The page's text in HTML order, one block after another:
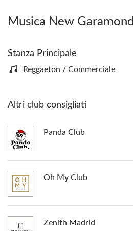
Musica New Garamond
Stanza Principale
Reggaeton / Commerciale
Altri club consigliati
Panda Club
Oh My Club
Zenith Madrid